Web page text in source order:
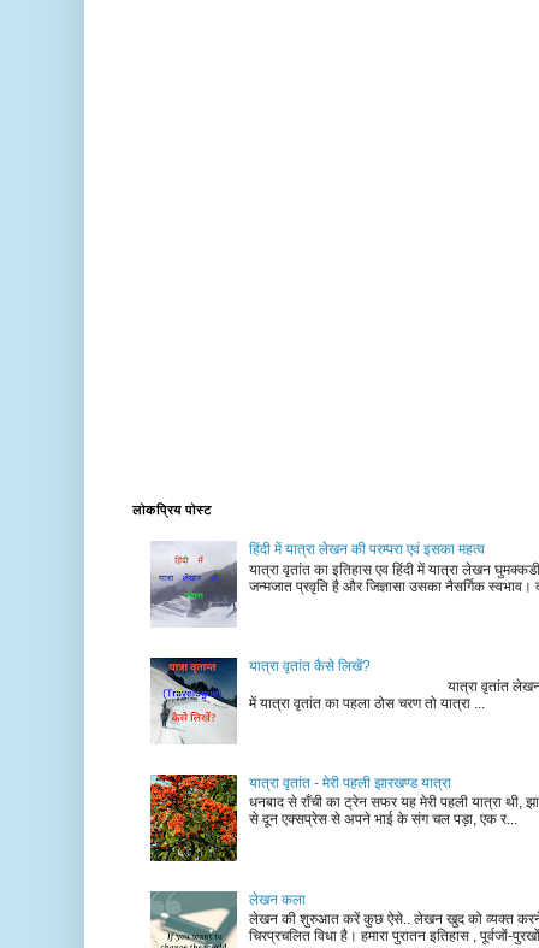
लोकप्रिय पोस्ट
हिंदी में यात्रा लेखन की परम्परा एवं इसका महत्व
यात्रा वृतांत का इतिहास एव हिंदी में यात्रा लेखन
जन्मजात प्रवृति है और जिज्ञासा उसका नैसर्गिक स्वभाव।
यात्रा वृतांत कैसे लिखें?
यात्रा वृतांत लेखन के चरण
में यात्रा वृतांत का पहला ठोस चरण तो यात्रा ...
यात्रा वृतांत - मेरी पहली झारखण्ड यात्रा
धनबाद से राँची का ट्रेन सफर यह मेरी पहली यात्रा थी,
से दून एक्सप्रेस से अपने भाई के संग चल पड़ा, एक र...
लेखन कला
लेखन की शुरुआत करें कुछ ऐसे.. लेखन खुद को व्यक्त
चिरप्रचलित विधा है। हमारा पुरातन इतिहास , पूर्वजों-